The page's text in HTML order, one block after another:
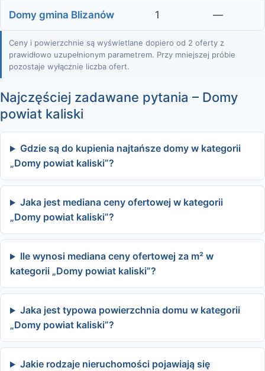
Domy gmina Blizanów 1 —
Ceny i powierzchnie są wyświetlane dopiero od 2 oferty z
prawidłowo uzupełnionym parametrem. Przy mniejszej próbie
pozostaje wyłącznie liczba ofert.
Najczęściej zadawane pytania – Domy
powiat kaliski
Gdzie są do kupienia najtańsze domy w kategorii
„Domy powiat kaliski”?
Jaka jest mediana ceny ofertowej w kategorii
„Domy powiat kaliski”?
Ile wynosi mediana ceny ofertowej za m² w
kategorii „Domy powiat kaliski”?
Jaka jest typowa powierzchnia domu w kategorii
„Domy powiat kaliski”?
Jakie rodzaje nieruchomości pojawiają się